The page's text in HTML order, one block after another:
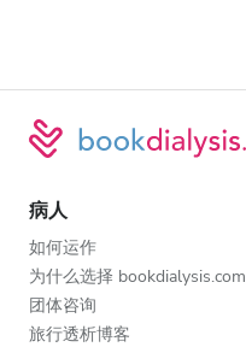
病人
如何运作
为什么选择 bookdialysis.com
团体咨询
旅行透析博客